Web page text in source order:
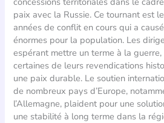
paix avec la Russie. Ce tournant est
années de conflit en cours qui a
énormes pour la population. Les
espérant mettre un terme à la
certaines de leurs revendications
une paix durable. Le soutien
de nombreux pays d’Europe,
l’Allemagne, plaident pour une
une stabilité à long terme dans la